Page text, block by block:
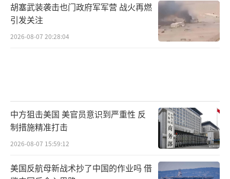
胡塞武装袭击也门政府军军营 战火再燃
引发关注
2026-08-07 20:28:04
中方狙击美国 美官员意识到严重性 反
制措施精准打击
2026-08-07 15:59:12
美国反航母新战术抄了中国的作业吗 借